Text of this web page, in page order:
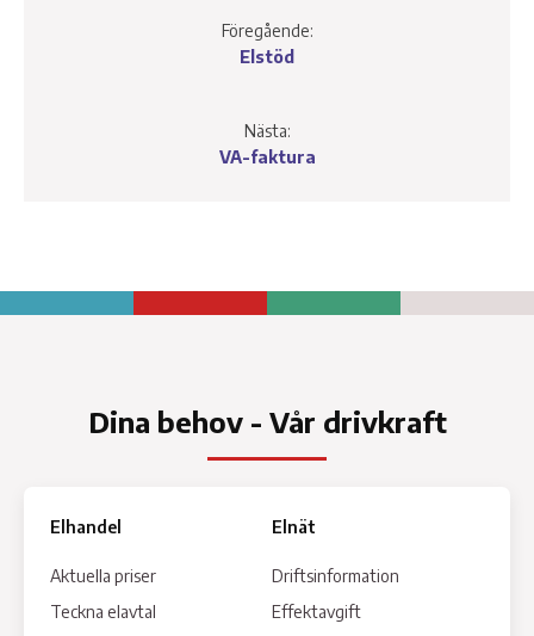
Föregående:
Elstöd
Nästa:
VA-faktura
Dina behov - Vår drivkraft
Elhandel
Aktuella priser
Teckna elavtal
Elnät
Driftsinformation
Effektavgift